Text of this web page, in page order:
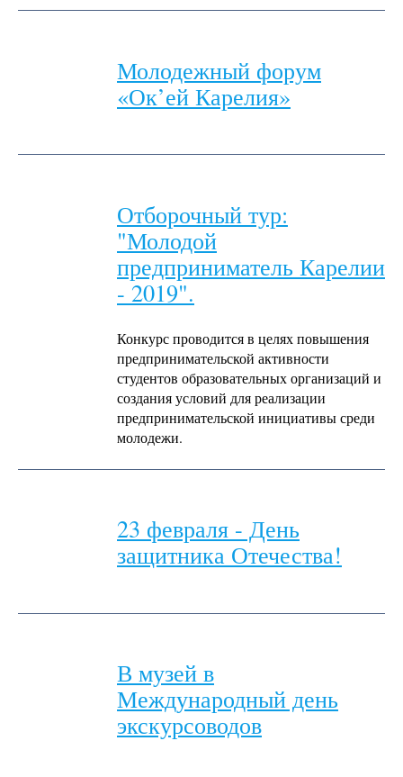
Молодежный форум
«Ок’ей Карелия»
Отборочный тур:
"Молодой
предприниматель Карелии
- 2019".
Конкурс проводится в целях повышения
предпринимательской активности
студентов образовательных организаций и
создания условий для реализации
предпринимательской инициативы среди
молодежи.
23 февраля - День
защитника Отечества!
В музей в
Международный день
экскурсоводов